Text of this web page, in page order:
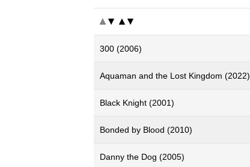
300 (2006)
Aquaman and the Lost Kingdom (2022)
Black Knight (2001)
Bonded by Blood (2010)
Danny the Dog (2005)